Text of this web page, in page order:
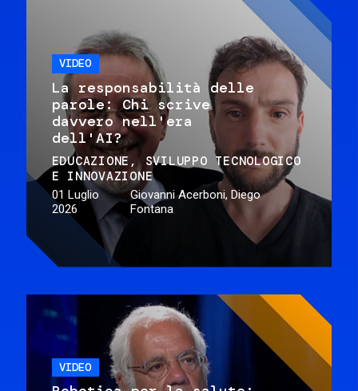
VIDEO
La responsabilità delle
parole: Chi scrive
davvero nell'era
dell'AI?
EDUCAZIONE
SVILUPPO TECNOLOGICO
E INNOVAZIONE
01 Luglio
2026
Giovanni Acerboni, Diego
Fontana
VIDEO